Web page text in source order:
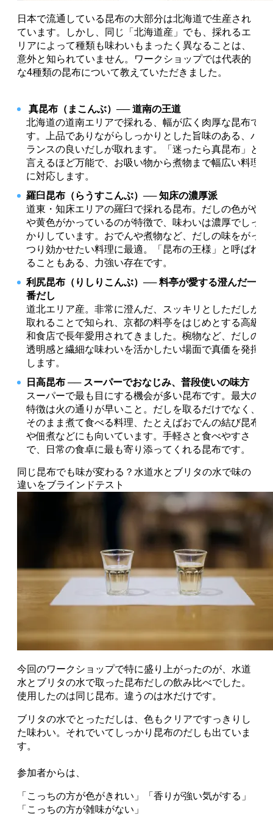
日本で流通している昆布の大部分は北海道で生産され
ています。しかし、同じ「北海道産」でも、採れるエ
リアによって種類も味わいもまったく異なることは、
意外と知られていません。ワークショップでは代表的
な4種類の昆布について教えていただきました。
真昆布（まこんぶ）── 道南の王道
北海道の道南エリアで採れる、幅が広く肉厚な昆布で
す。上品でありながらしっかりとした旨味のある、バ
ランスの良いだしが取れます。「迷ったら真昆布」と
言えるほど万能で、お吸い物から煮物まで幅広い料理
に対応します。
羅臼昆布（らうすこんぶ）── 知床の濃厚派
道東・知床エリアの羅臼で採れる昆布。だしの色がや
や黄色がかっているのが特徴で、味わいは濃厚でしっ
かりしています。おでんや煮物など、だしの味をがっ
つり効かせたい料理に最適。「昆布の王様」と呼ばれ
ることもある、力強い存在です。
利尻昆布（りしりこんぶ）── 料亭が愛する澄んだ一
番だし
道北エリア産。非常に澄んだ、スッキリとしただしが
取れることで知られ、京都の料亭をはじめとする高級
和食店で長年愛用されてきました。椀物など、だしの
透明感と繊細な味わいを活かしたい場面で真価を発揮
します。
日高昆布 ── スーパーでおなじみ、普段使いの味方
スーパーで最も目にする機会が多い昆布です。最大の
特徴は火の通りが早いこと。だしを取るだけでなく、
そのまま煮て食べる料理、たとえばおでんの結び昆布
や佃煮などにも向いています。手軽さと食べやすさ
で、日常の食卓に最も寄り添ってくれる昆布です。
同じ昆布でも味が変わる？水道水とブリタの水で味の
違いをブラインドテスト
今回のワークショップで特に盛り上がったのが、水道
水とブリタの水で取った昆布だしの飲み比べでした。
使用したのは同じ昆布。違うのは水だけです。
ブリタの水でとっただしは、色もクリアですっきりし
た味わい。それでいてしっかり昆布のだしも出ていま
す。
参加者からは、
「こっちの方が色がきれい」「香りが強い気がする」
「こっちの方が雑味がない」